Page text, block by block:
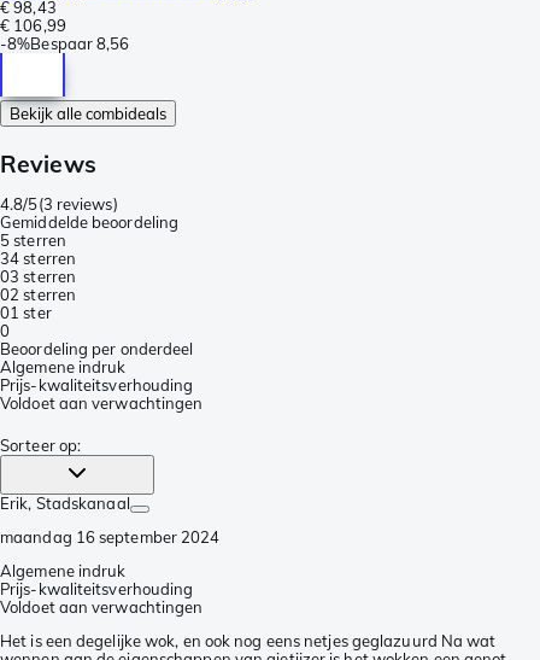
€ 98,43
€ 106,99
-8%Bespaar8,56
Bekijk alle combideals
Reviews
4.8/5(3 reviews)
Gemiddelde beoordeling
5 sterren
34 sterren
03 sterren
02 sterren
01 ster
0
Beoordeling per onderdeel
Algemene indruk
Prijs-kwaliteitsverhouding
Voldoet aan verwachtingen
Sorteer op:
Erik, Stadskanaal
maandag 16 september 2024
Algemene indruk
Prijs-kwaliteitsverhouding
Voldoet aan verwachtingen
Het is een degelijke wok, en ook nog eens netjes geglazuurd Na wat